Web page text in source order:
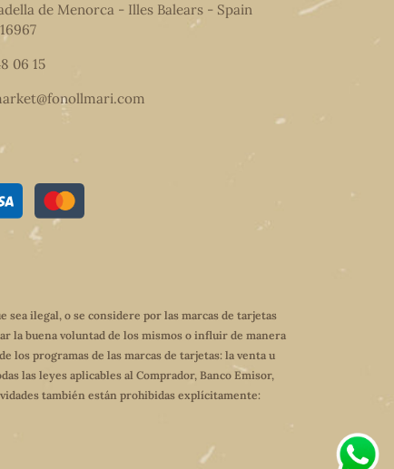
de Menorca - Illes Balears - Spain
06 15
ilegal, o se considere por las marcas de tarjetas
la buena voluntad de los mismos o influir de manera
los programas de las marcas de tarjetas: la venta u
las leyes aplicables al Comprador, Banco Emisor,
también están prohibidas explícitamente: